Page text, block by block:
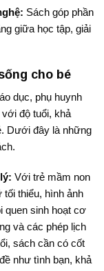
Sách góp phần
giữa học tập, giải
cho bé
dục, phụ huynh
độ tuổi, khả
Dưới đây là những
Với trẻ mầm non
thiểu, hình ảnh
quen sinh hoạt cơ
và các phép lịch
sách cần có cốt
như tình bạn, khả